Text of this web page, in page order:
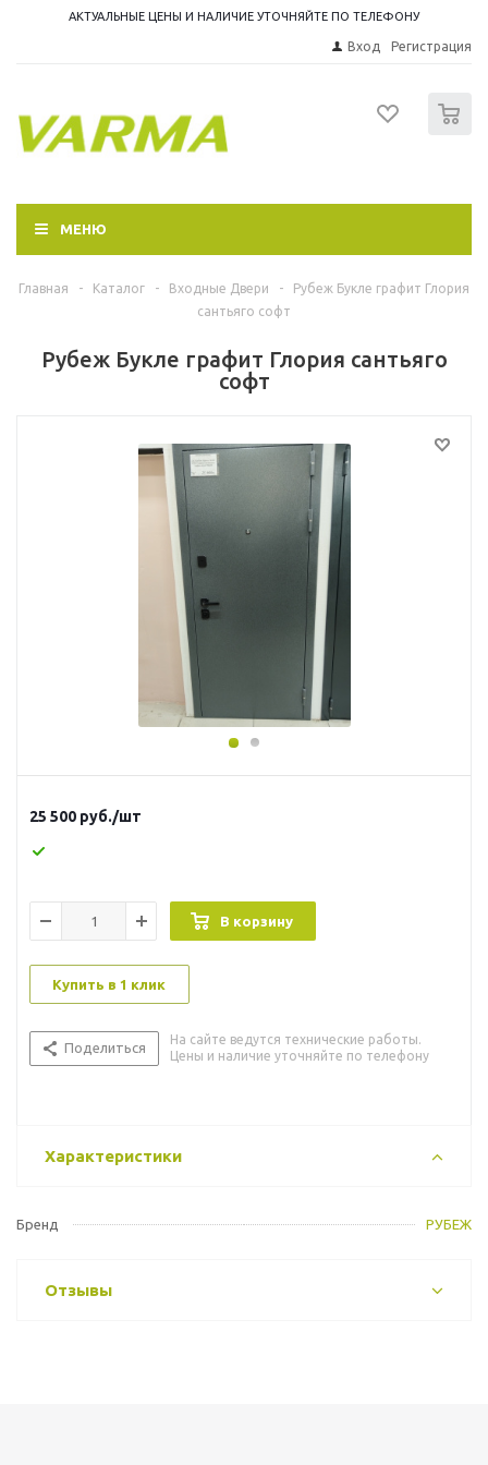
АКТУАЛЬНЫЕ ЦЕНЫ И НАЛИЧИЕ УТОЧНЯЙТЕ ПО ТЕЛЕФОНУ
Вход Регистрация
МЕНЮ
Главная - Каталог - Входные Двери -
Рубеж Букле графит Глория
сантьяго софт
Рубеж Букле графит Глория сантьяго
софт
25 500 руб./шт
В корзину
Купить в 1 клик
Поделиться
На сайте ведутся технические работы.
Цены и наличие уточняйте по телефону
Характеристики
Бренд РУБЕЖ
Отзывы